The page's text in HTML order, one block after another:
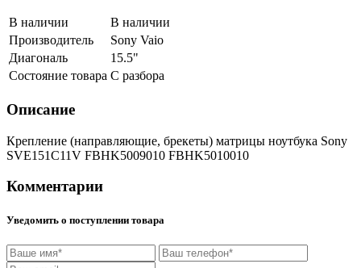
В наличии
В наличии
Производитель
Sony Vaio
Диагональ
15.5"
Состояние товара С разбора
Описание
Крепление (направляющие, брекеты) матрицы ноутбука Sony
SVE151C11V FBHK5009010 FBHK5010010
Комментарии
Уведомить о поступлении товара